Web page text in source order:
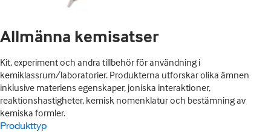
Allmänna kemisatser
Kit, experiment och andra tillbehör för användning i
kemiklassrum/laboratorier. Produkterna utforskar olika ämnen
inklusive materiens egenskaper, joniska interaktioner,
reaktionshastigheter, kemisk nomenklatur och bestämning av
kemiska formler.
Produkttyp